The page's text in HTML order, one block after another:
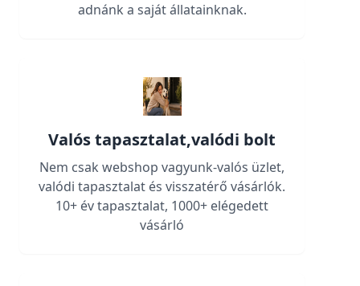
adnánk a saját állatainknak.
Valós tapasztalat,valódi bolt
Nem csak webshop vagyunk-valós üzlet,
valódi tapasztalat és visszatérő vásárlók.
10+ év tapasztalat, 1000+ elégedett
vásárló